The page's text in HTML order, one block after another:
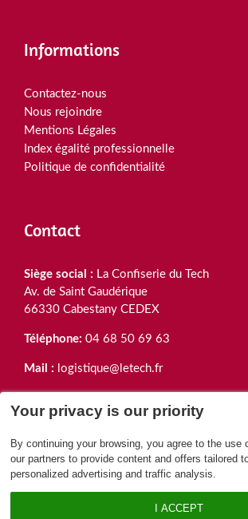
Informations
Contactez-nous
Nous rejoindre
Mentions Légales
Index égalité professionnelle
Politique de confidentialité
Contact
Siège social : La Confiserie du Tech
Av. de Saint Gaudérique
66330 Cabestany CEDEX
Téléphone: 04 68 50 69 63
Mail : logistique@letech.fr
* Pour votre santé, mangez, bougez.
LeTech ©2025 Tous droits réservés -
Your privacy is our priority
By continuing your browsing, you agree to the use
our partners to provide content and offers tailored
personalized advertising and traffic analysis.
I ACCEPT